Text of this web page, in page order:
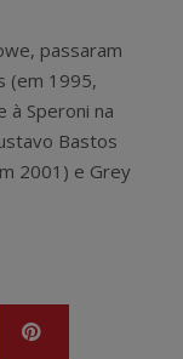
passaram
(em 1995,
à Speroni na
Bastos
2001) e Grey